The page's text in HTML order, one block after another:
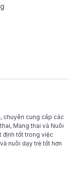
chuyên cung cấp các
Mang thai và Nuôi
định tốt trong việc
nuôi dạy trẻ tốt hơn